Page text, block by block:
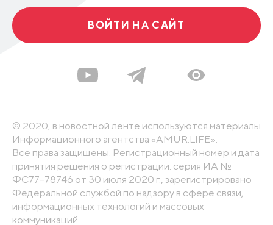
ВОЙТИ НА САЙТ
© 2020, в новостной ленте используются материалы
Информационного агентства «AMUR.LIFE».
Все права защищены. Регистрационный номер и дата
принятия решения о регистрации: серия ИА №
ФС77-78746 от 30 июля 2020 г., зарегистрировано
Федеральной службой по надзору в сфере связи,
информационных технологий и массовых
коммуникаций